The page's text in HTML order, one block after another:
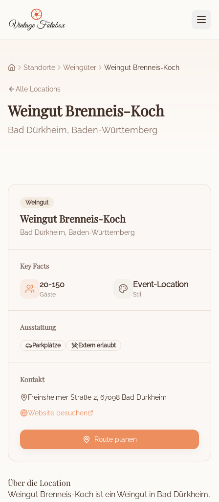
Startseite
Standorte Weingüter Weingut Brenneis-Koch
Alle Locations
Weingut Brenneis-Koch
Bad Dürkheim, Baden-Württemberg
Weingut
Weingut Brenneis-Koch
Bad Dürkheim Baden-Württemberg
Key Facts
20-150
Gäste
Event-Location
Stil
Ausstattung
Parkplätze Extern erlaubt
Kontakt
Freinsheimer Straße 2, 67098 Bad Dürkheim
Website besuchen
Route planen
Über die Location
Weingut Brenneis-Koch ist ein Weingut in Bad Dürkheim,